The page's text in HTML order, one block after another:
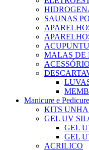
SAUNAS
MALAS DE
Manicure e Pedicure
KITS
GEL UV
GEL
GEL
ACRILICO